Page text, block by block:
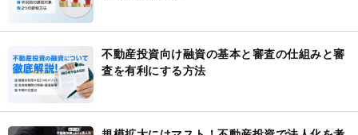
不動産投資向け融資の基本と審査の仕組みと審
査を有利にする方法